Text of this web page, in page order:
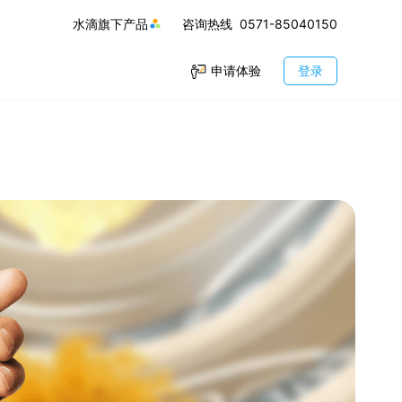
水滴旗下产品 咨询热线 0571-85040150
申请体验 登录